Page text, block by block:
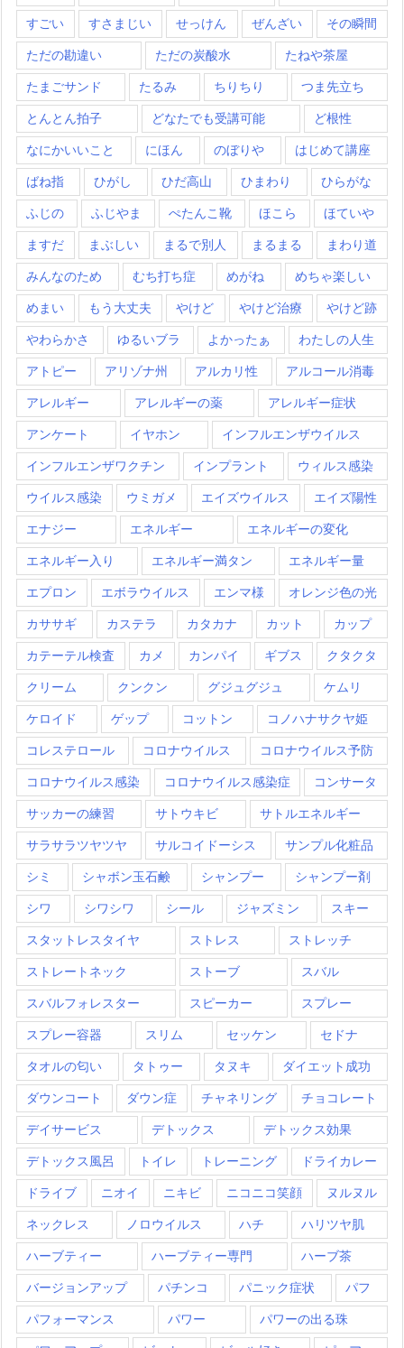
すごい すさまじい せっけん ぜんざい その瞬間
ただの勘違い ただの炭酸水 たねや茶屋
たまごサンド たるみ ちりちり つま先立ち
とんとん拍子 どなたでも受講可能 ど根性
なにかいいこと にほん のぼりや はじめて講座
ばね指 ひがし ひだ高山 ひまわり ひらがな
ふじの ふじやま ぺたんこ靴 ほこら ほていや
ますだ まぶしい まるで別人 まるまる まわり道
みんなのため むち打ち症 めがね めちゃ楽しい
めまい もう大丈夫 やけど やけど治療 やけど跡
やわらかさ ゆるいブラ よかったぁ わたしの人生
アトピー アリゾナ州 アルカリ性 アルコール消毒
アレルギー アレルギーの薬 アレルギー症状
アンケート イヤホン インフルエンザウイルス
インフルエンザワクチン インプラント ウィルス感染
ウイルス感染 ウミガメ エイズウイルス エイズ陽性
エナジー エネルギー エネルギーの変化
エネルギー入り エネルギー満タン エネルギー量
エプロン エボラウイルス エンマ様 オレンジ色の光
カササギ カステラ カタカナ カット カップ
カテーテル検査 カメ カンパイ ギブス クタクタ
クリーム クンクン グジュグジュ ケムリ
ケロイド ゲップ コットン コノハナサクヤ姫
コレステロール コロナウイルス コロナウイルス予防
コロナウイルス感染 コロナウイルス感染症 コンサータ
サッカーの練習 サトウキビ サトルエネルギー
サラサラツヤツヤ サルコイドーシス サンプル化粧品
シミ シャボン玉石鹸 シャンプー シャンプー剤
シワ シワシワ シール ジャズミン スキー
スタットレスタイヤ ストレス ストレッチ
ストレートネック ストーブ スバル
スバルフォレスター スピーカー スプレー
スプレー容器 スリム セッケン セドナ
タオルの匂い タトゥー タヌキ ダイエット成功
ダウンコート ダウン症 チャネリング チョコレート
デイサービス デトックス デトックス効果
デトックス風呂 トイレ トレーニング ドライカレー
ドライブ ニオイ ニキビ ニコニコ笑顔 ヌルヌル
ネックレス ノロウイルス ハチ ハリツヤ肌
ハーブティー ハーブティー専門 ハーブ茶
バージョンアップ パチンコ パニック症状 パフ
パフォーマンス パワー パワーの出る珠